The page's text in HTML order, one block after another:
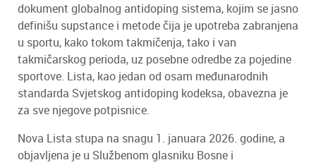
dokument globalnog antidoping sistema, kojim se jasno
definišu supstance i metode čija je upotreba zabranjena
u sportu, kako tokom takmičenja, tako i van
takmičarskog perioda, uz posebne odredbe za pojedine
sportove. Lista, kao jedan od osam međunarodnih
standarda Svjetskog antidoping kodeksa, obavezna je
za sve njegove potpisnice.
Nova Lista stupa na snagu 1. januara 2026. godine, a
objavljena je u Službenom glasniku Bosne i